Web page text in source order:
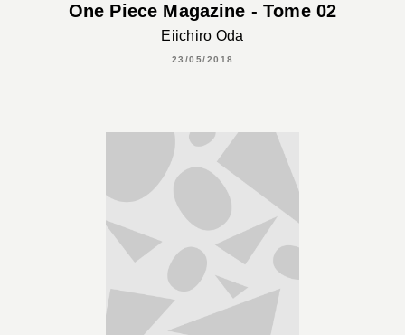
One Piece Magazine - Tome 02
Eiichiro Oda
23/05/2018